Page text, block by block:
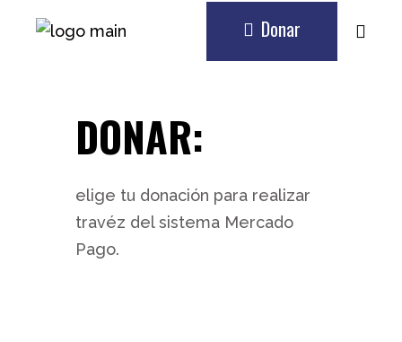
Donar
DONAR:
elige tu donación para realizar
travéz del sistema Mercado
Pago.